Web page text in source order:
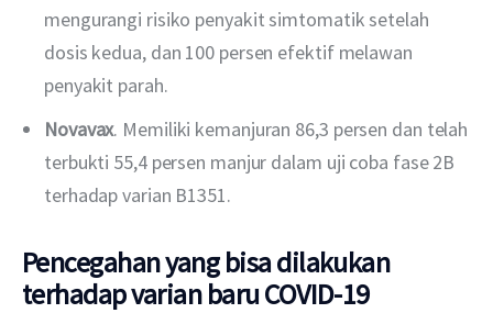
mengurangi risiko penyakit simtomatik setelah
dosis kedua, dan 100 persen efektif melawan
penyakit parah.
Novavax. Memiliki kemanjuran 86,3 persen dan telah
terbukti 55,4 persen manjur dalam uji coba fase 2B
terhadap varian B1351.
Pencegahan yang bisa dilakukan
terhadap varian baru COVID-19